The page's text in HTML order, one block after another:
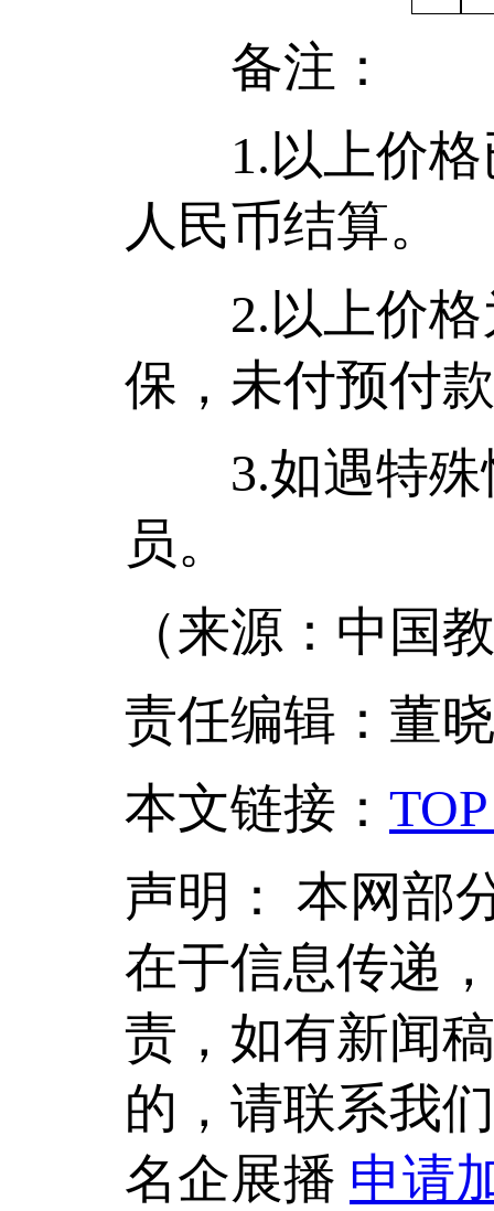
备注：
1.以上价格
人民币结算。
2.以上价格
保，未付预付
3.如遇特殊
员。
（来源：中国
责任编辑：董
本文链接 ：
声明： 本网部
在于信息传递
责，如有新闻
的，请联系我
名企展播 申请